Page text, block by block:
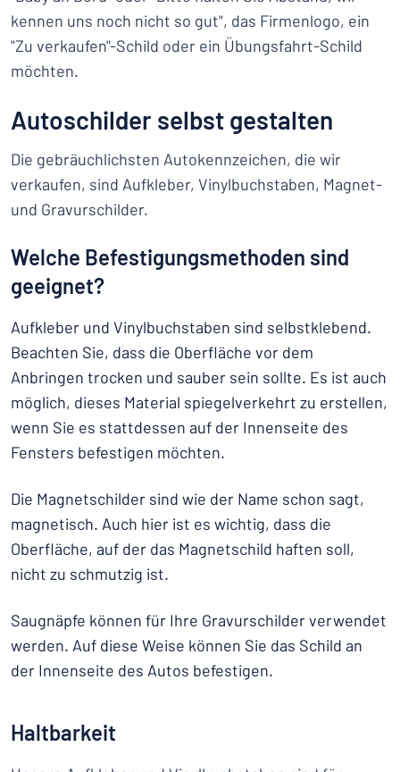
kennen uns noch nicht so gut", das Firmenlogo, ein
"Zu verkaufen"-Schild oder ein Übungsfahrt-Schild
möchten.
Autoschilder selbst gestalten
Die gebräuchlichsten Autokennzeichen, die wir
verkaufen, sind Aufkleber, Vinylbuchstaben, Magnet-
und Gravurschilder.
Welche Befestigungsmethoden sind
geeignet?
Aufkleber und Vinylbuchstaben sind selbstklebend.
Beachten Sie, dass die Oberfläche vor dem
Anbringen trocken und sauber sein sollte. Es ist auch
möglich, dieses Material spiegelverkehrt zu erstellen,
wenn Sie es stattdessen auf der Innenseite des
Fensters befestigen möchten.
Die Magnetschilder sind wie der Name schon sagt,
magnetisch. Auch hier ist es wichtig, dass die
Oberfläche, auf der das Magnetschild haften soll,
nicht zu schmutzig ist.
Saugnäpfe können für Ihre Gravurschilder verwendet
werden. Auf diese Weise können Sie das Schild an
der Innenseite des Autos befestigen.
Haltbarkeit